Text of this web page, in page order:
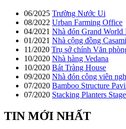
06/2025 Trường Nước Ui
08/2022 Urban Farming Office
04/2021 Nhà đón Grand World
01/2021 Nhà cộng đồng
11/2020 Trụ sở chính Văn
10/2020 Nhà hàng Vedana
10/2020 Bát Tràng House
09/2020 Nhà đón công viên
07/2020 Bamboo Structure
07/2020 Stacking Planters Stage
TIN MỚI NHẤT